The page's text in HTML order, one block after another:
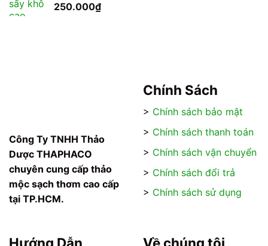
250.000₫
Công Ty TNHH Thảo
Dược THAPHACO
chuyên cung cấp thảo
mộc sạch thơm cao cấp
tại TP.HCM.
Chính Sách
> Chính sách bảo mật
> Chính sách thanh toán
> Chính sách vận chuyển
> Chính sách đổi trả
> Chính sách sử dụng